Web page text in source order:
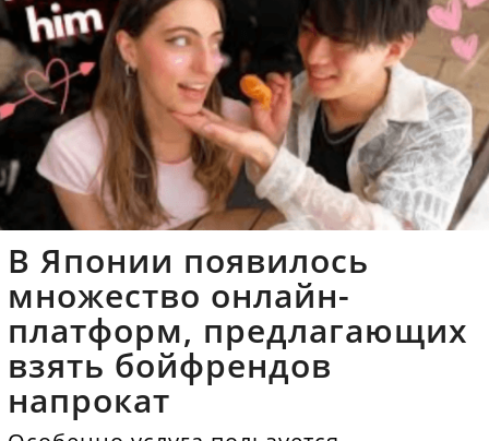
В Японии появилось
множество онлайн-
платформ, предлагающих
взять бойфрендов
напрокат